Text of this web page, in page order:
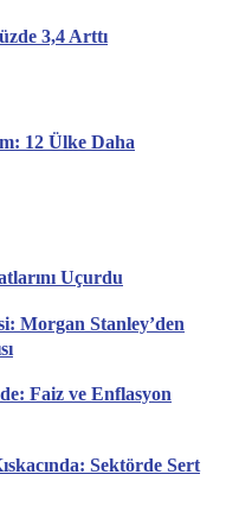
3,4 Arttı
12 Ülke Daha
Uçurdu
Morgan Stanley’den
Faiz ve Enflasyon
Sektörde Sert